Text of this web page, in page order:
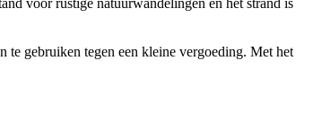
voor rustige natuurwandelingen en het strand is
te gebruiken tegen een kleine vergoeding. Met het